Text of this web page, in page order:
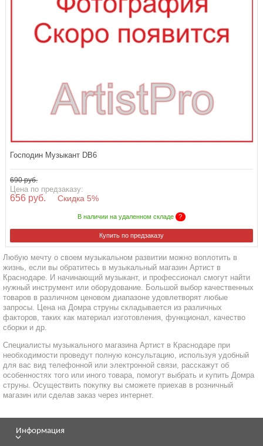
Господин Музыкант DB6
690 руб.
Цена по предзаказу:
656 руб. Скидка 5%
В наличии на удаленном складе ?
Купить по предзаказу
Любую мечту о своем музыкальном развитии можно воплотить в
жизнь, если вы обратитесь в музыкальный магазин Артист в
Краснодаре. И начинающий музыкант, и профессионал смогут найти
нужный инструмент или оборудование. Большой выбор качественных
товаров в различном ценовом диапазоне удовлетворят любые
запросы. Цена на Домра струны складывается из различных
факторов, таких как материал изготовления, функционал, качество
сборки и др.
Специалисты музыкального магазина Артист в Краснодаре при
необходимости проведут полную консультацию, используя удобный
для вас вид телефонной или электронной связи, расскажут об
особенностях того или иного товара, помогут выбрать и купить Домра
струны. Осуществить покупку вы сможете приехав в розничный
магазин или сделав заказ через интернет.
Информация